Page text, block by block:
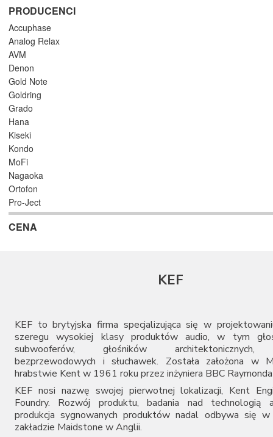
PRODUCENCI
Accuphase
Analog Relax
AVM
Denon
Gold Note
Goldring
Grado
Hana
Kiseki
Kondo
MoFi
Nagaoka
Ortofon
Pro-Ject
Rega
Roksan
CENA
KEF
KEF to brytyjska firma specjalizująca się w
szeregu wysokiej klasy produktów audio, w tym
subwooferów, głośników architektonicznych,
bezprzewodowych i słuchawek. Została założona w
hrabstwie Kent w 1961 roku przez inżyniera BBC
KEF nosi nazwę swojej pierwotnej lokalizacji, Kent
Foundry. Rozwój produktu, badania nad technologią
produkcja sygnowanych produktów nadal odbywa się
zakładzie Maidstone w Anglii.